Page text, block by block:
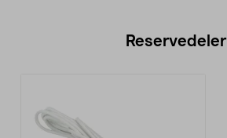
Reservedeler